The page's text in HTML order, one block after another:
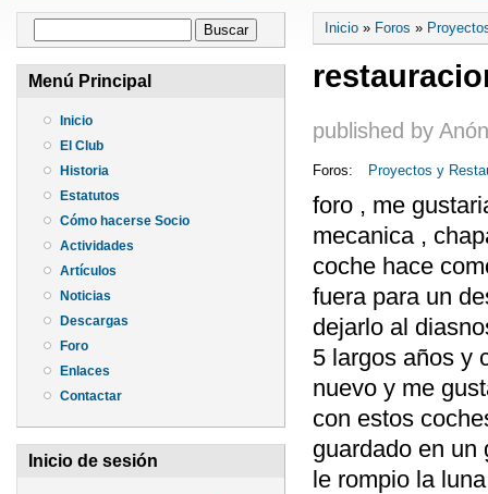
Formulario de búsqueda
Menú Principal
Inicio
El Club
Historia
Estatutos
Cómo hacerse Socio
Actividades
Artículos
Noticias
Descargas
Foro
Enlaces
Contactar
Inicio de sesión
Se encuentra
Inicio » Foros »
published by
Foros: Proyectos y
foro , me
mecanica ,
coche hace
fuera para un
dejarlo al
5 largos años y
nuevo y me
con estos
guardado en un
le rompio la